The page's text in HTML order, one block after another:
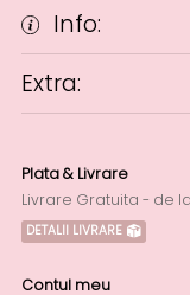
Info:
Extra:
Plata & Livrare
Livrare Gratuita - de
DETALII LIVRARE
Contul meu